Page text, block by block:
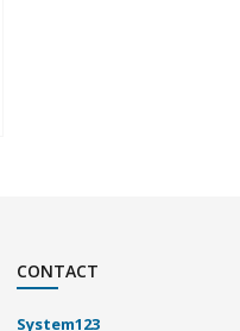
CONTACT
System123